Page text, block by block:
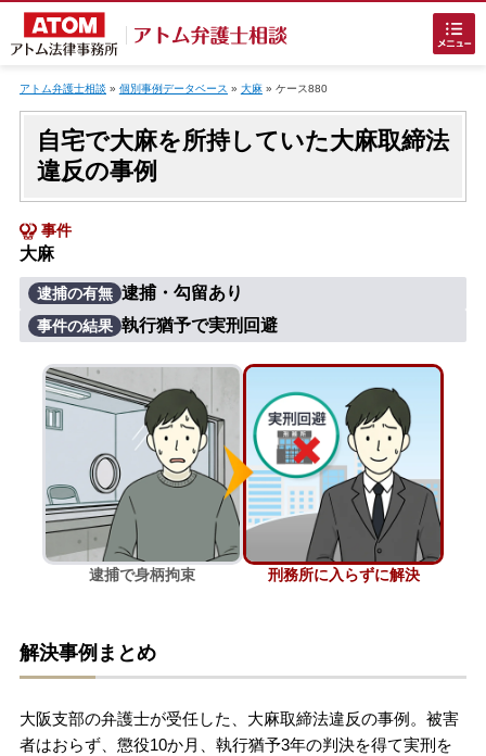
刑事事件でお困りの方
刑事事件の無料相談
接見・面会を弁護士に依頼
刑事事件を示談で解決したい
弁護士紹介
弁護士費用
アトム弁護士相談 » 個別事例データベース » 大麻» ケース880
自宅で大麻を所持していた大麻取締法
違反の事例
事件
大麻
逮捕の有無 逮捕・勾留あり
事件の結果 執行猶予で実刑回避
逮捕で身柄拘束 刑務所に入らずに解決
解決事例まとめ
大阪支部の弁護士が受任した、大麻取締法違反の事例。被害
者はおらず、懲役10か月、執行猶予3年の判決を得て実刑を